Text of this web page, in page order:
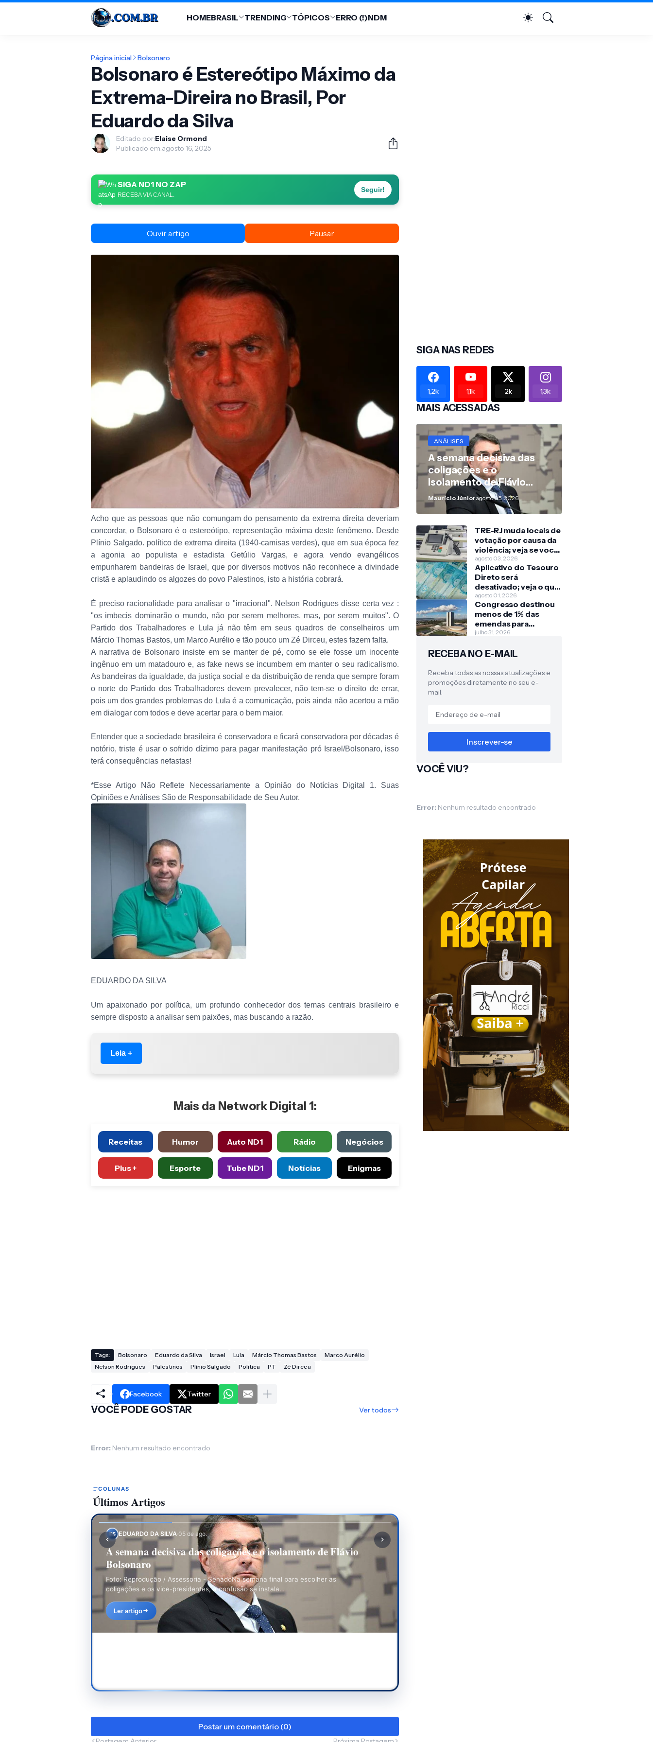
HOMEBRASIL TRENDING TÓPICOS ERRO (!)NDM
Página inicial Bolsonaro
Bolsonaro é Estereótipo Máximo da
Extrema-Direira no Brasil, Por
Eduardo da Silva
Editado por:Elaise Ormond
Publicado em:agosto 16, 2025
SIGA ND1 NO ZAP
RECEBA VIA CANAL.
Seguir!
Ouvir artigo Pausar
Acho que as pessoas que não comungam do pensamento da extrema direita deveriam
concordar, o Bolsonaro é o estereótipo, representação máxima deste fenômeno. Desde
Plínio Salgado. político de extrema direita (1940-camisas verdes), que em sua época fez
a agonia ao populista e estadista Getúlio Vargas, e agora vendo evangélicos
empunharem bandeiras de Israel, que por diversos motivos não reconhece a divindade
cristã e aplaudindo os algozes do povo Palestinos, isto a história cobrará.
É preciso racionalidade para analisar o "irracional". Nelson Rodrigues disse certa vez :
"os imbecis dominarão o mundo, não por serem melhores, mas, por serem muitos". O
Partido dos Trabalhadores e Lula já não têm em seus quadros de conselheiros um
Márcio Thomas Bastos, um Marco Aurélio e tão pouco um Zé Dirceu, estes fazem falta.
A narrativa de Bolsonaro insiste em se manter de pé, como se ele fosse um inocente
ingênuo em um matadouro e, as fake news se incumbem em manter o seu radicalismo.
As bandeiras da igualdade, da justiça social e da distribuição de renda que sempre foram
o norte do Partido dos Trabalhadores devem prevalecer, não tem-se o direito de errar,
pois um dos grandes problemas do Lula é a comunicação, pois ainda não acertou a mão
em dialogar com todos e deve acertar para o bem maior.
Entender que a sociedade brasileira é conservadora e ficará conservadora por décadas é
notório, triste é usar o sofrido dízimo para pagar manifestação pró Israel/Bolsonaro, isso
terá consequências nefastas!
*Esse Artigo Não Reflete Necessariamente a Opinião do Notícias Digital 1. Suas
Opiniões e Análises São de Responsabilidade de Seu Autor.
EDUARDO DA SILVA
Um apaixonado por política, um profundo conhecedor dos temas centrais brasileiro e
sempre disposto a analisar sem paixões, mas buscando a razão.
Leia +
Mais da Network Digital 1:
Receitas Humor Auto ND1 Rádio Negócios
Plus + Esporte Tube ND1 Notícias Enigmas
Tags: Bolsonaro Eduardo da Silva Israel Lula Márcio Thomas Bastos
Marco Aurélio
Nelson Rodrigues
Palestinos Plínio Salgado Politica PT Zé Dirceu
Facebook Twitter
VOCÊ PODE GOSTAR Ver todos
Error: Nenhum resultado encontrado
COLUNAS
Últimos Artigos
ES EDUARDO DA SILVA·30 de jul.
O Jogo Eleitoral Começou: As Convenções e os Desafios da
Disputa
Foto: Divulgação / PresidênciaAs convenções partidárias são
consideradas a ante-sala do processo eleitoral, ou seja, a partir…
Ler artigo
Postar um comentário (0)
SIGA NAS REDES
1,2k 1,1k 2k 1,3k
MAIS ACESSADAS
ANÁLISES
A semana decisiva das
coligações e o
isolamento de Flávio
Bolsonaro
Maurício Júnioragosto 05, 2026
TRE-RJ muda locais de
votação por causa da
violência; veja se você
será afetado
agosto 03, 2026
Aplicativo do Tesouro
Direto será
desativado; veja o que
muda para quem
investe
agosto 01, 2026
Congresso destinou
menos de 1% das
emendas para
crianças e
últimos três anos
julho 31, 2026
RECEBA NO E-MAIL
Receba todas as nossas atualizações e
promoções diretamente no seu e-
mail.
VOCÊ VIU?
Error: Nenhum resultado encontrado